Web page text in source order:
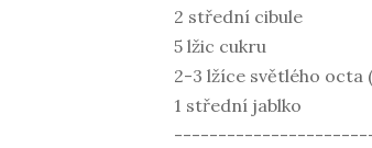
2 střední cibule
5 lžic cukru
2-3 lžíce světlého octa
1 střední jablko